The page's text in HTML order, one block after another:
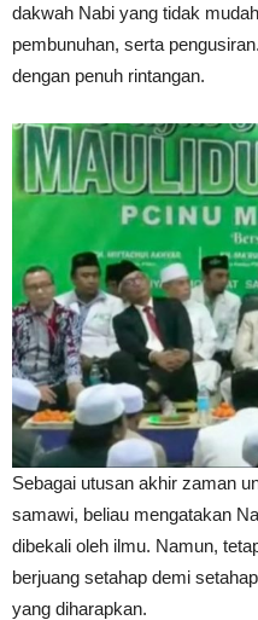
dakwah Nabi yang tidak
pembunuhan, serta
dengan penuh rintangan.
Sebagai utusan akhir zaman
samawi, beliau mengatakan
dibekali oleh ilmu. Namun,
berjuang setahap demi
yang diharapkan.